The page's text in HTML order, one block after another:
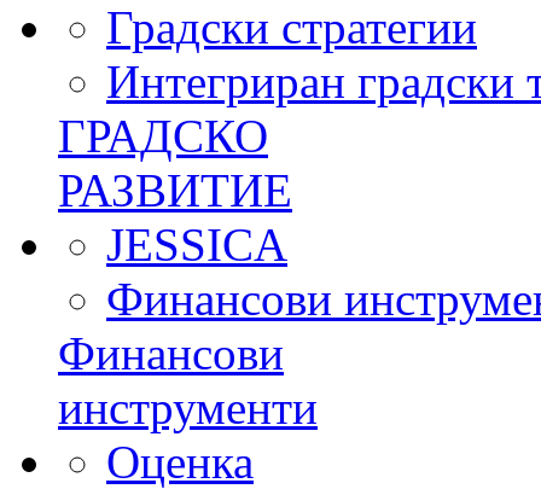
Градски стратегии
Интегриран градски
ГРАДСКО
РАЗВИТИЕ
JESSICA
Финансови
Финансови
инструменти
Оценка